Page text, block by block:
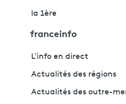
la 1ère
franceinfo
L'info en direct
Actualités des régions
Actualités des outre-